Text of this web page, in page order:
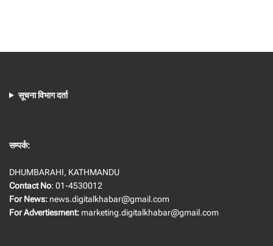
सूचना विभाग दर्ता
सम्पर्क:
DHUMBARAHI, KATHMANDU
Contact No: 01-4530012
For News: news.digitalkhabar@gmail.com
For Advertiesment: marketing.digitalkhabar@gmail.com